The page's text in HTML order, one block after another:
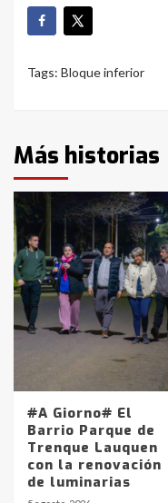
Tags: Bloque inferior
Más historias
#A Giorno# El
Barrio Parque de
Trenque Lauquen
con la renovación
de luminarias